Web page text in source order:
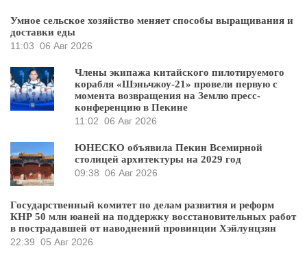
Умное сельское хозяйство меняет способы выращивания и
доставки еды
11:03 06 Авг 2026
Члены экипажа китайского пилотируемого
корабля «Шэньчжоу-21» провели первую с
момента возвращения на Землю пресс-
конференцию в Пекине
11:02 06 Авг 2026
ЮНЕСКО объявила Пекин Всемирной
столицей архитектуры на 2029 год
09:38 06 Авг 2026
Государственный комитет по делам развития и реформ
КНР 50 млн юаней на поддержку восстановительных работ
в пострадавшей от наводнений провинции Хэйлунцзян
22:39 05 Авг 2026